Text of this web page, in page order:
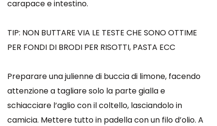
carapace e intestino.
TIP: NON BUTTARE VIA LE TESTE CHE SONO OTTIME
PER FONDI DI BRODI PER RISOTTI, PASTA ECC
Preparare una julienne di buccia di limone, facendo
attenzione a tagliare solo la parte gialla e
schiacciare l’aglio con il coltello, lasciandolo in
camicia. Mettere tutto in padella con un filo d’olio. A